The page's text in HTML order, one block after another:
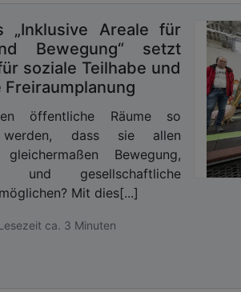
„Inklusive Areale für
Bewegung“ setzt
soziale Teilhabe und
Freiraumplanung
öffentliche Räume so
werden, dass sie allen
gleichermaßen Bewegung,
und gesellschaftliche
Mit dies[...]
ca. 3 Minuten